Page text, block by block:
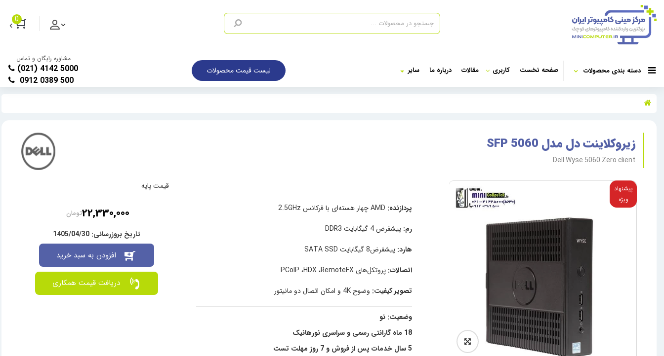
0
دسته بندی محصولات صفحه نخست کاربری مقالات درباره ما سایر لیست قیمت محصولات
مشاوره رایگان و تماس
(021) 4142 5000
0912 0389 500
زیروکلاینت دل مدل 5060 SFP
Dell Wyse 5060 Zero client
پیشنهاد
ویژه
پردازنده:
رم: پیشفرض 4 گیگابایت DDR3
هارد: پیشفرض8 گیگابایت SATA SSD
اتصالات: پروتکل‌های PCoIP ،HDX ،RemoteFX
تصویر کیفیت: وضوح 4K و امکان اتصال دو مانیتور
وضعیت: نو
18 ماه گارانتی رسمی و سراسری نورهانیک
5 سال خدمات پس از فروش و 7 روز مهلت تست
قیمت پایه
22,330,000تومان
تاریخ بروزرسانی: 1405/04/30
افزودن به سبد خرید
دریافت قیمت همکاری